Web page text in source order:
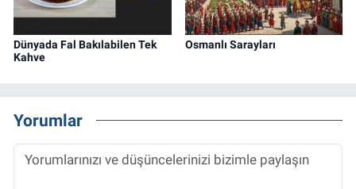
Dünyada Fal Bakılabilen Tek
Kahve
Osmanlı Sarayları
Yorumlar